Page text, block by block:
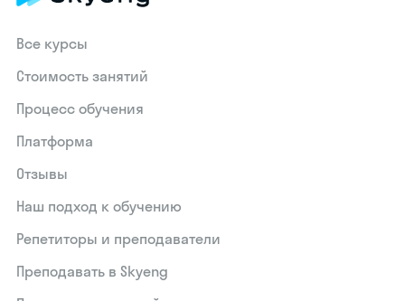
Все курсы
Стоимость занятий
Процесс обучения
Платформа
Отзывы
Наш подход к обучению
Репетиторы и преподаватели
Преподавать в Skyeng